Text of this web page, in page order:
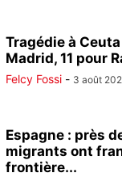
Tragédie à
Madrid, 11 pour
Felcy Fossi - 3 août
Espagne : près
migrants ont
frontière...